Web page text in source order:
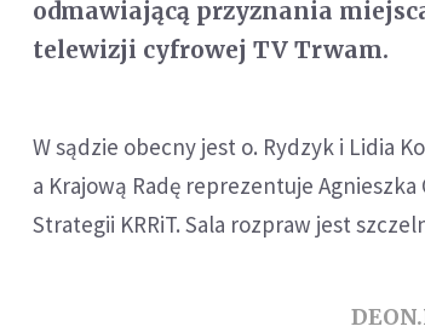
odmawiającą przyznania
telewizji cyfrowej TV Trwam.
W sądzie obecny jest o. Rydzyk i Lidia
a Krajową Radę reprezentuje
Strategii KRRiT. Sala rozpraw jest